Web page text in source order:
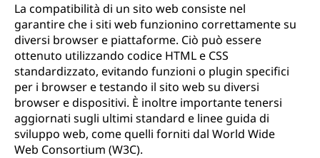
La compatibilità di un sito web consiste nel
garantire che i siti web funzionino correttamente su
diversi browser e piattaforme. Ciò può essere
ottenuto utilizzando codice HTML e CSS
standardizzato, evitando funzioni o plugin specifici
per i browser e testando il sito web su diversi
browser e dispositivi. È inoltre importante tenersi
aggiornati sugli ultimi standard e linee guida di
sviluppo web, come quelli forniti dal World Wide
Web Consortium (W3C).